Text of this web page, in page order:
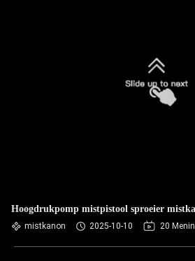
Hoogdrukpomp mistpistool sproeier
mistkanon 2025-10-10 20